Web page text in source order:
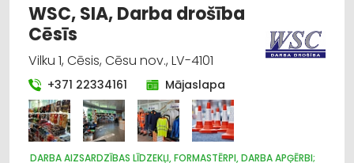
TIRDZNIECĪBA
WSC, SIA, Darba drošība
Cēsīs
Vilku 1, Cēsis, Cēsu nov., LV-4101
+371 22334161 Mājaslapa
DARBA AIZSARDZĪBAS LĪDZEKĻI, FORMASTĒRPI, DARBA APĢĒRBI;